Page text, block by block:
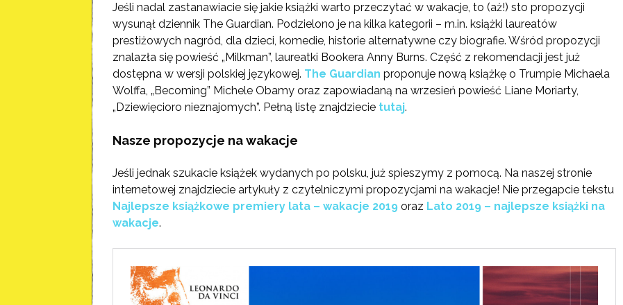
Jeśli nadal zastanawiacie się jakie książki warto przeczytać w wakacje, to (aż!) sto propozycji
wysunął dziennik The Guardian. Podzielono je na kilka kategorii – m.in. książki laureatów
prestiżowych nagród, dla dzieci, komedie, historie alternatywne czy biografie. Wśród propozycji
znalazła się powieść „Milkman”, laureatki Bookera Anny Burns. Część z rekomendacji jest już
dostępna w wersji polskiej językowej. The Guardian proponuje nową książkę o Trumpie Michaela
Wolffa, „Becoming” Michele Obamy oraz zapowiadaną na wrzesień powieść Liane Moriarty,
„Dziewięcioro nieznajomych”. Pełną listę znajdziecie tutaj.
Nasze propozycje na wakacje
Jeśli jednak szukacie książek wydanych po polsku, już spieszymy z pomocą. Na naszej stronie
internetowej znajdziecie artykuły z czytelniczymi propozycjami na wakacje! Nie przegapcie tekstu
Najlepsze książkowe premiery lata – wakacje 2019 oraz Lato 2019 – najlepsze książki na
wakacje.